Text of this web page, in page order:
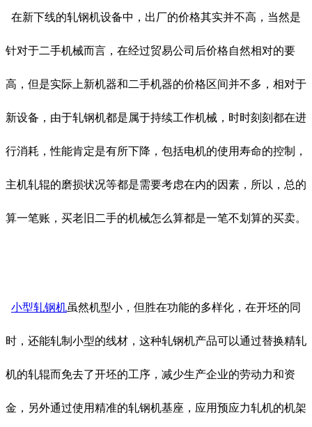
在新下线的轧钢机设备中，出厂的价格其实并不高，当然是
针对于二手机械而言，在经过贸易公司后价格自然相对的要
高，但是实际上新机器和二手机器的价格区间并不多，相对于
新设备，由于轧钢机都是属于持续工作机械，时时刻刻都在进
行消耗，性能肯定是有所下降，包括电机的使用寿命的控制，
主机轧辊的磨损状况等都是需要考虑在内的因素，所以，总的
算一笔账，买老旧二手的机械怎么算都是一笔不划算的买卖。
小型轧钢机虽然机型小，但胜在功能的多样化，在开坯的同
时，还能轧制小型的线材，这种轧钢机产品可以通过替换精轧
机的轧辊而免去了开坯的工序，减少生产企业的劳动力和资
金，另外通过使用精准的轧钢机基座，应用预应力轧机的机架